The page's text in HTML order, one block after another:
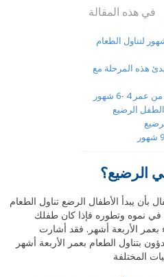
في هذه المقالة
لتناول الطعام
هذه المرحلة مع
4 -6 شهور
الرضيع
الرضيع؟
بأن يبدأ الأطفال الرضع تناول الطعام
في نموه وتطوره فإذا كان طفلك
بعمر الأربعة أشهر. فقد أشارت
بتناول الطعام بعمر الأربعة أشهر
المختلفة